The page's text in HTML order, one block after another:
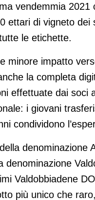
vendemmia
ettari di vigneto dei
le etichette.
minore impatto
la completa
effettuate dai soci
i giovani
condividono
denominazione
denominazione
Valdobbiadene
più unico che